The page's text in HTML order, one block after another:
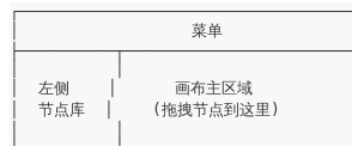
│                  菜单
│  左侧    │      画布主区域
│  节点库  │    (拖拽节点到这里)